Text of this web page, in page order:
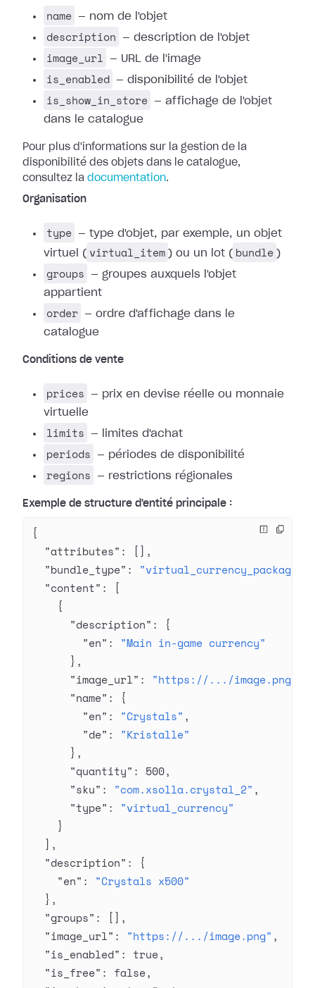
name — nom de l'objet
description — description de l'objet
image_url — URL de l'image
is_enabled — disponibilité de l'objet
is_show_in_store
— affichage de l'objet
dans le catalogue
Pour plus d'informations sur la gestion de la
disponibilité des objets dans le catalogue,
consultez la documentation.
Organisation
type
— type d'objet, par exemple, un objet
virtuel ( virtual_item ) ou un lot ( bundle )
groups
— groupes auxquels l'objet
appartient
order
— ordre d'affichage dans le
catalogue
Conditions de vente
prices
— prix en devise réelle ou monnaie
virtuelle
limits — limites d'achat
periods — périodes de disponibilité
regions — restrictions régionales
Exemple de structure d'entité principale :
{
  "attributes"
: [],
  "bundle_type"
: "virtual_currency_package"
  "content"
: [
    {
      "description"
: {
        "en"
: "Main in-game currency"
      },
      "image_url"
: "https://.../image.png"
      "name"
: {
        "en"
: "Crystals" ,
        "de"
: "Kristalle"
      },
      "quantity"
: 500,
      "sku"
: "com.xsolla.crystal_2" ,
      "type"
: "virtual_currency"
    }
  ],
  "description"
: {
    "en"
: "Crystals x500"
  },
  "groups"
: [],
  "image_url"
: "https://.../image.png" ,
  "is_enabled"
: true,
  "is_free"
: false,